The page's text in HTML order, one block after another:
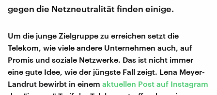
gegen die Netzneutralität finden einige.
Um die junge Zielgruppe zu erreichen setzt die
Telekom, wie viele andere Unternehmen auch, auf
Promis und soziale Netzwerke. Das ist nicht immer
eine gute Idee, wie der jüngste Fall zeigt. Lena Meyer-
Landrut bewirbt in einem aktuellen Post auf Instagram